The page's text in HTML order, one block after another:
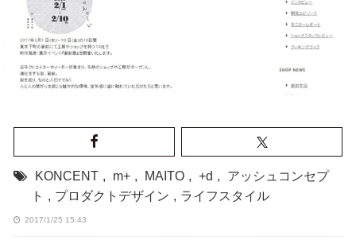
KONCENT , m+ , MAITO , +d ,
アッシュコンセプ
ト , プロダクトデザイン , ライフスタイル
2017/1/25 15:43